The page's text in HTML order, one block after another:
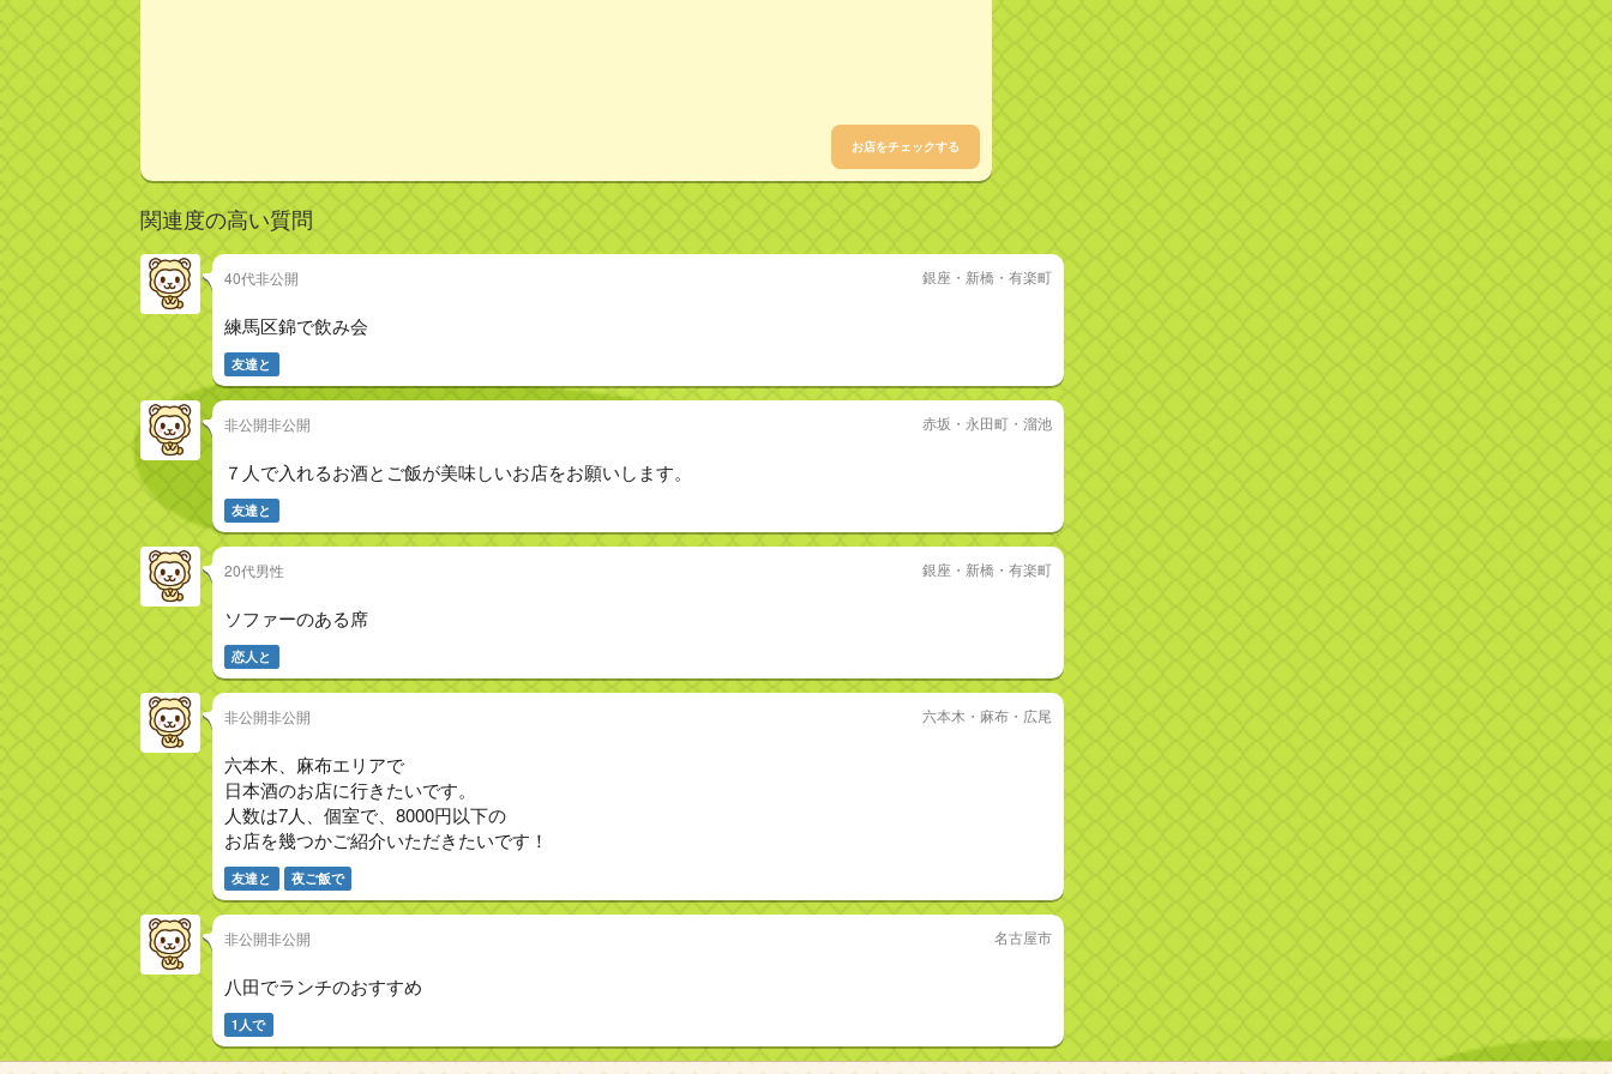
お店をチェックする
関連度の高い質問
40代非公開 銀座・新橋・有楽町
練馬区錦で飲み会
友達と
非公開非公開 赤坂・永田町・溜池
７人で入れるお酒とご飯が美味しいお店をお願いします。
友達と
20代男性 銀座・新橋・有楽町
ソファーのある席
恋人と
非公開非公開 六本木・麻布・広尾
六本木、麻布エリアで
日本酒のお店に行きたいです。
人数は7人、個室で、8000円以下の
お店を幾つかご紹介いただきたいです！
友達と 夜ご飯で
非公開非公開 名古屋市
八田でランチのおすすめ
1人で